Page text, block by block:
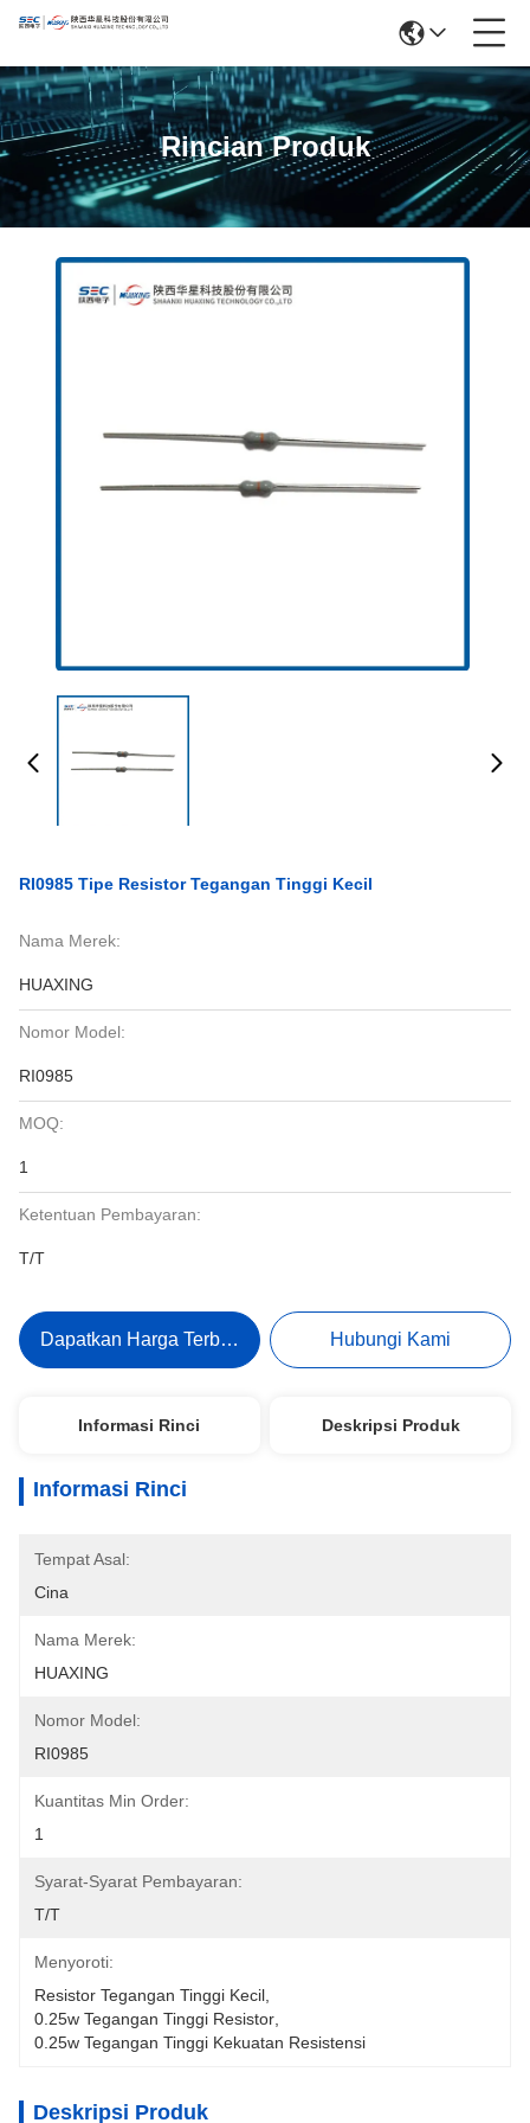
Rincian Produk
RI0985 Tipe Resistor Tegangan Tinggi Kecil
Nama Merek:
HUAXING
Nomor Model:
RI0985
MOQ:
1
Ketentuan Pembayaran:
T/T
Dapatkan Harga Terbaik Hubungi Kami
Informasi Rinci Deskripsi Produk
Informasi Rinci
Tempat Asal:
Cina
Nama Merek:
HUAXING
Nomor Model:
RI0985
Kuantitas Min Order:
1
Syarat-Syarat Pembayaran:
T/T
Menyoroti:
Resistor Tegangan Tinggi Kecil
0.25w Tegangan Tinggi Resistor
0.25w Tegangan Tinggi Kekuatan Resistensi
Deskripsi Produk